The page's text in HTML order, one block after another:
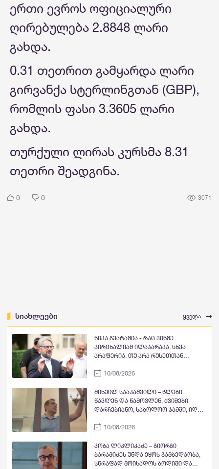
ერთი ევროს ოფიციალური
ღირებულება 2.8848 ლარი
გახდა.
0.31 თეთრით გამყარდა ლარი
გირვანქა სტერლინგთან (GBP),
რომლის ფასი 3.3605 ლარი
გახდა.
თურქული ლირას კურსმა 8.31
თეთრი შეადგინა.
0 0 3071
სიახლეები ყველა
ნიკა გვარამია - რაც ვინმე
კირცხალიამ ილაპარაკა, სხვა
არაფერია, თუ არა რუსეთთან
დაანონსება - ჯერ კულტურული
მოჰყვება სპორტი, ბოლოს იქნება
დიპლომატიური ურთიერთობების
აღდგენა
10/08/2026
მიხეილ სააკაშვილი – წლები
წავლენ და წამოვლენ, ქვიშები
დარჩებიანო, საბოლოო ჯამში, იდეა
შეიარაღებულ ბოროტებას, ოღონდ
გვეჩქარება
10/08/2026
კობა ლიკლიკაძე – გიორგი
ბარამიძეს უნდა ეყოს გამბედაობა,
სწრაფად მოიხადოს ბოდიში და